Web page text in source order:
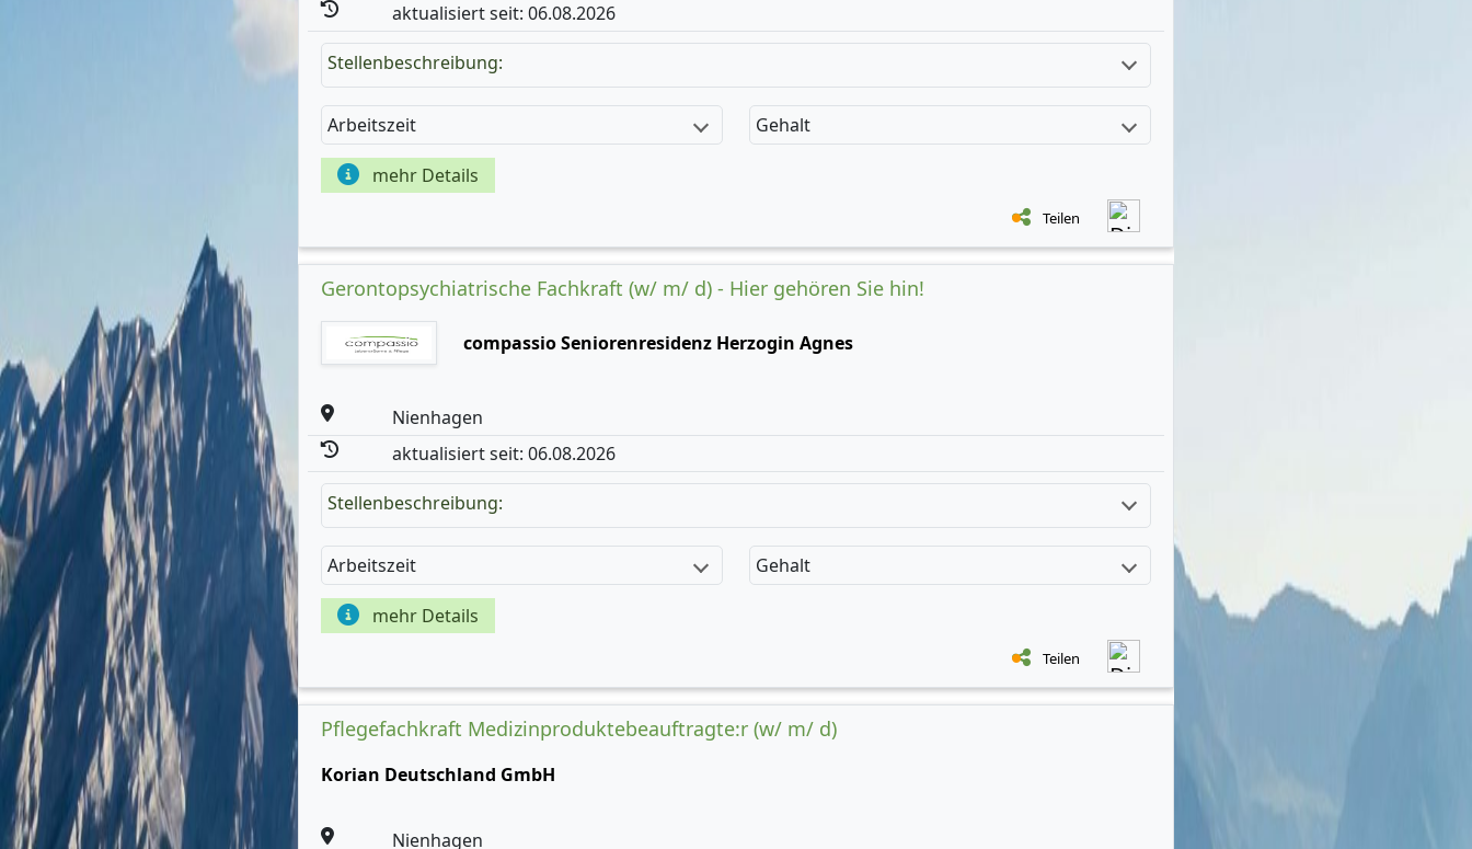
aktualisiert seit: 06.08.2026
Stellenbeschreibung:
Arbeitszeit Gehalt
mehr Details
Teilen
Gerontopsychiatrische Fachkraft (w/ m/ d) - Hier gehören Sie hin!
compassio Seniorenresidenz Herzogin Agnes
Nienhagen
aktualisiert seit: 06.08.2026
Stellenbeschreibung:
Arbeitszeit Gehalt
mehr Details
Teilen
Pflegefachkraft Medizinproduktebeauftragte:r (w/ m/ d)
Korian Deutschland GmbH
Nienhagen